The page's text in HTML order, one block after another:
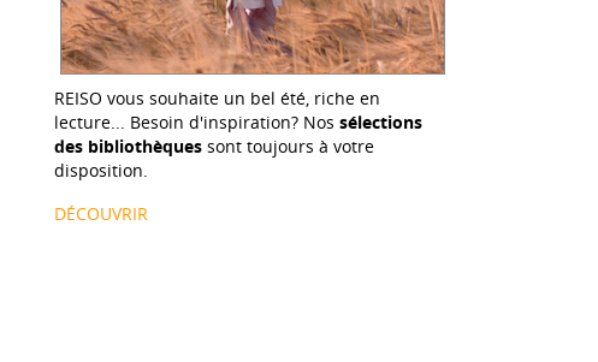
REISO vous souhaite un bel été, riche en
lecture... Besoin d'inspiration? Nos sélections
des bibliothèques sont toujours à votre
disposition.
DÉCOUVRIR